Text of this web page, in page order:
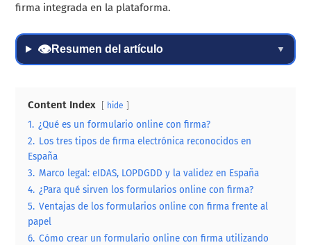
firma integrada en la plataforma.
👁Resumen del artículo ▼
Content Index hide
1. ¿Qué es un formulario online con firma?
2. Los tres tipos de firma electrónica reconocidos en
España
3. Marco legal: eIDAS, LOPDGDD y la validez en España
4. ¿Para qué sirven los formularios online con firma?
5. Ventajas de los formularios online con firma frente al
papel
6. Cómo crear un formulario online con firma utilizando